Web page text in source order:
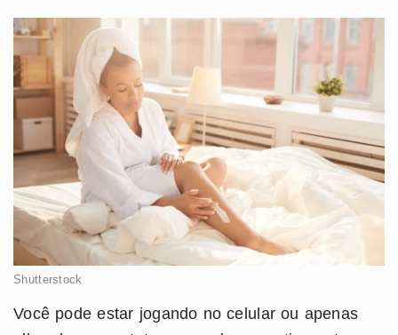
Shutterstock
Você pode estar jogando no celular ou apenas